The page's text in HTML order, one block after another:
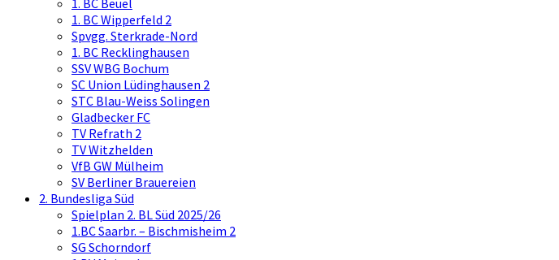
1. BC Wipperfeld 2
Spvgg. Sterkrade-Nord
1. BC Recklinghausen
SSV WBG Bochum
SC Union Lüdinghausen 2
STC Blau-Weiss Solingen
Gladbecker FC
TV Refrath 2
TV Witzhelden
VfB GW Mülheim
SV Berliner Brauereien
2. Bundesliga Süd
Spielplan 2. BL Süd 2025/26
1.BC Saarbr. – Bischmisheim 2
SG Schorndorf